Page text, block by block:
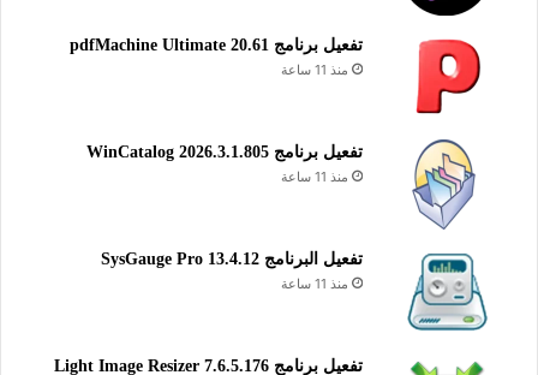
تفعيل برنامج pdfMachine Ultimate 20.61
منذ 11 ساعة
تفعيل برنامج WinCatalog 2026.3.1.805
منذ 11 ساعة
تفعيل البرنامج 13.4.12 SysGauge Pro
منذ 11 ساعة
تفعيل برنامج Light Image Resizer 7.6.5.176